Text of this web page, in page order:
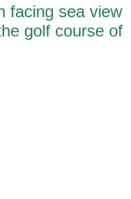
facing sea view
golf course of